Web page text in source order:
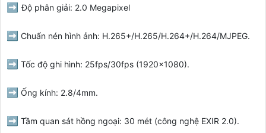
➡️Độ phân giải: 2.0 Megapixel
➡️ Chuẩn nén hình ảnh: H.265+/H.265/H.264+/H.264/MJPEG.
➡️ Tốc độ ghi hình: 25fps/30fps (1920x1080).
➡️ Ống kính: 2.8/4mm.
➡️ Tầm quan sát hồng ngoại: 30 mét (công nghệ EXIR 2.0).